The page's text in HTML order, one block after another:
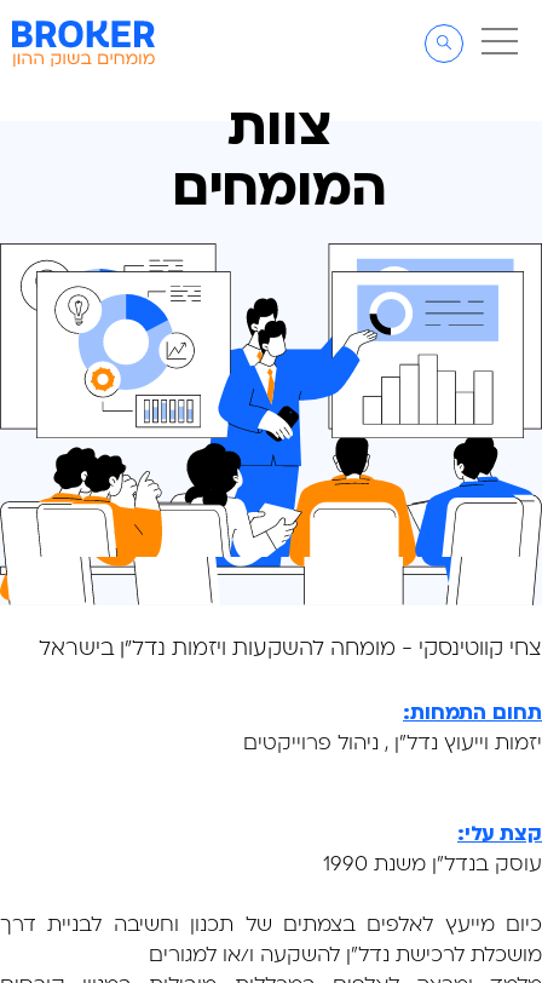
צוות
המומחים
צחי קווטינסקי - מומחה להשקעות ויזמות נדל"ן בישראל
תחום התמחות:
יזמות וייעוץ נדל"ן , ניהול פרוייקטים
קצת עלי:
עוסק בנדל"ן משנת 1990
כיום מייעץ לאלפים בצמתים של תכנון וחשיבה לבניית דרך
מושכלת לרכישת נדל"ן להשקעה ו/או למגורים